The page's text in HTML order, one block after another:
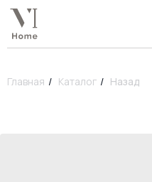
Главная / Каталог / Назад